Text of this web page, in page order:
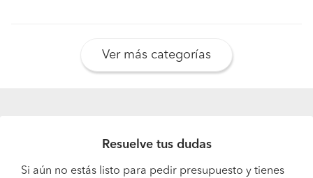
Ver más categorías
Resuelve tus dudas
Si aún no estás listo para pedir presupuesto y tienes